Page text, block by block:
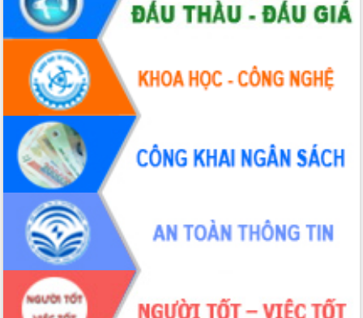
Xây dựng nền hành chính số đồng
hành cùng nông dân dân, doanh nghiệp
Giai đoạn 2026-2030, Đắk Lắk phấn
đấu có 77% xã đạt chuẩn nông thôn
mới
Chuyển đổi số 'mở đường' cho nông
nghiệp Đắk Lắk tăng trưởng bứt phá
Triển khai đồng bộ đo đạc, lập hồ sơ
địa chính, hoàn thiện cơ sở dữ liệu đất
đai
Ứng dụng sinh trắc học - Bước tiến
trong hành trình chuyển đổi số tại Đắk
Lắk
Đắk Lắk nâng cao hiệu quả công tác
Đảng từ Sổ tay đảng viên điện tử
Đắk Lắk đẩy mạnh nuôi biển công
nghệ, hướng tới phát triển thủy sản
bền vững